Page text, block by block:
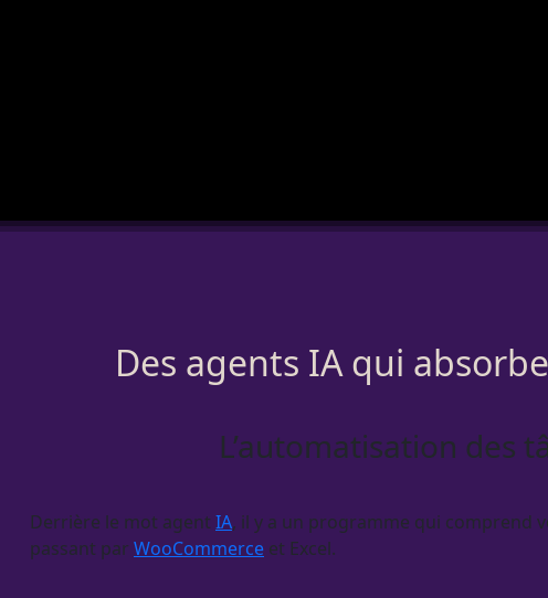
Des agents IA qui
L’automatisation des
Derrière le mot agent IA, il y a un programme qui comprend
passant par WooCommerce et Excel.